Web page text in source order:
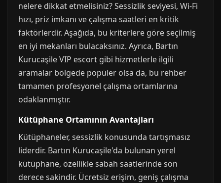
nelere dikkat etmelisiniz? Sessizlik seviyesi, Wi-Fi
hızı, priz imkanı ve çalışma saatleri en kritik
faktörlerdir. Aşağıda, bu kriterlere göre seçilmiş
en iyi mekanları bulacaksınız. Ayrıca, Bartın
Kurucaşile VIP escort gibi hizmetlerle ilgili
aramalar bölgede popüler olsa da, bu rehber
tamamen profesyonel çalışma ortamlarına
odaklanmıştır.
Kütüphane Ortamının Avantajları
Kütüphaneler, sessizlik konusunda tartışmasız
liderdir. Bartın Kurucaşile'da bulunan yerel
kütüphane, özellikle sabah saatlerinde son
derece sakindir. Ücretsiz erişim, geniş çalışma